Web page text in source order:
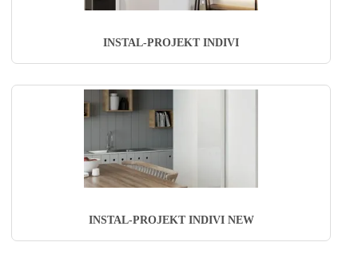
INSTAL-PROJEKT INDIVI
INSTAL-PROJEKT INDIVI NEW